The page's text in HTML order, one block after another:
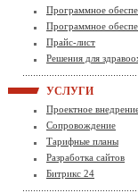
Программное
Программное
Прайс-лист
Решения для
УСЛУГИ
Проектное
Сопровождение
Тарифные планы
Разработка сайтов
Битрикс 24